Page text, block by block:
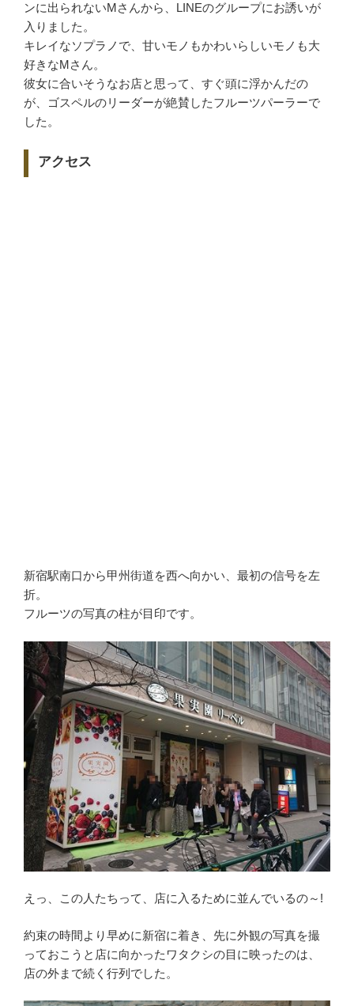
ンに出られないMさんから、LINEのグループにお誘いが
入りました。
キレイなソプラノで、甘いモノもかわいらしいモノも大
好きなMさん。
彼女に合いそうなお店と思って、すぐ頭に浮かんだの
が、ゴスペルのリーダーが絶賛したフルーツパーラーで
した。
アクセス
新宿駅南口から甲州街道を西へ向かい、最初の信号を左
折。
フルーツの写真の柱が目印です。
えっ、この人たちって、店に入るために並んでいるの～!
約束の時間より早めに新宿に着き、先に外観の写真を撮
っておこうと店に向かったワタクシの目に映ったのは、
店の外まで続く行列でした。